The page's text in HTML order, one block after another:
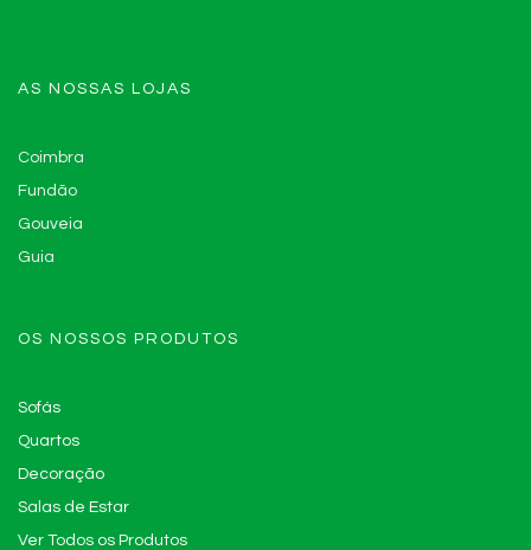
AS NOSSAS LOJAS
Coimbra
Fundão
Gouveia
Guia
OS NOSSOS PRODUTOS
Sofás
Quartos
Decoração
Salas de Estar
Ver Todos os Produtos